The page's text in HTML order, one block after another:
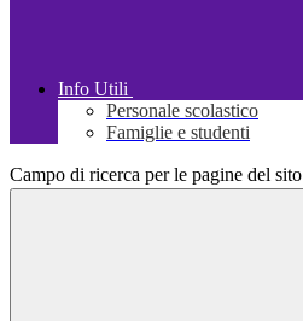
Info Utili
Personale scolastico
Famiglie e studenti
Campo di ricerca per le pagine del sito